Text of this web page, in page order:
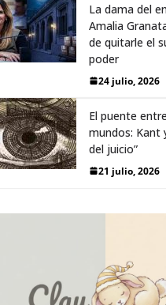
La dama del
Amalia
de quitarle el
poder
24 julio, 2026
El puente
mundos: Kant
del juicio”
21 julio, 2026